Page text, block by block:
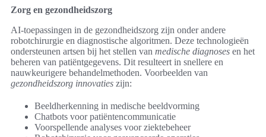
Zorg en gezondheidszorg
AI-toepassingen in de gezondheidszorg zijn onder andere
robotchirurgie en diagnostische algoritmen. Deze technologieën
ondersteunen artsen bij het stellen van medische diagnoses en het
beheren van patiëntgegevens. Dit resulteert in snellere en
nauwkeurigere behandelmethoden. Voorbeelden van
gezondheidszorg innovaties zijn:
Beeldherkenning in medische beeldvorming
Chatbots voor patiëntencommunicatie
Voorspellende analyses voor ziektebeheer